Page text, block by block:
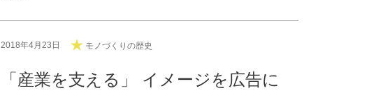
2018年4月23日 モノづくりの歴史
「産業を支える」 イメージを広告に